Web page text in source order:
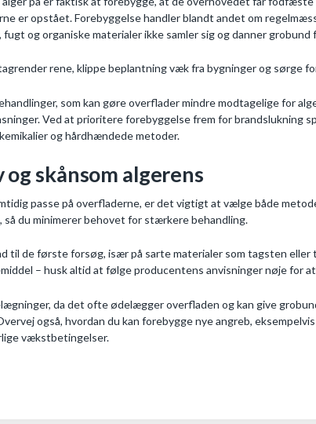
er opstået. Forebyggelse handler blandt andet om
fugt og organiske materialer ikke samler sig og danner
rene, klippe beplantning væk fra bygninger og sørge
som kan gøre overflader mindre modtagelige for
Ved at prioritere forebyggelse frem for brandslukning
og hårdhændede metoder.
skånsom algerens
passe på overfladerne, er det vigtigt at vælge både
du minimerer behovet for stærkere behandling.
til de første forsøg, især på sarte materialer som tagsten
– husk altid at følge producentens anvisninger nøje for
da det ofte ødelægger overfladen og kan give
også, hvordan du kan forebygge nye angreb,
vækstbetingelser.